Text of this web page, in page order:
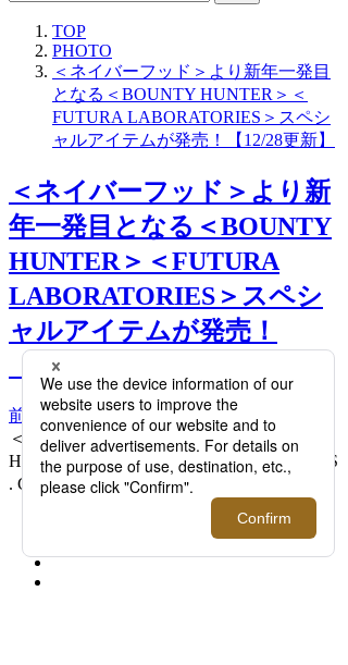
TOP
PHOTO
＜ネイバーフッド＞より新年一発目
となる＜BOUNTY HUNTER＞＜
FUTURA LABORATORIES＞スペシ
ャルアイテムが発売！【12/28更新】
＜ネイバーフッド＞より新
年一発目となる＜BOUNTY
HUNTER＞＜FUTURA
LABORATORIES＞スペシ
ャルアイテムが発売！
【12/28更新】 >>
前へ 次へ
＜NEIGHBORHOOD＞＜BOUNTY
HUNTER＞「BOUNTY HUNTER . TEE LS
. CO」9,900円